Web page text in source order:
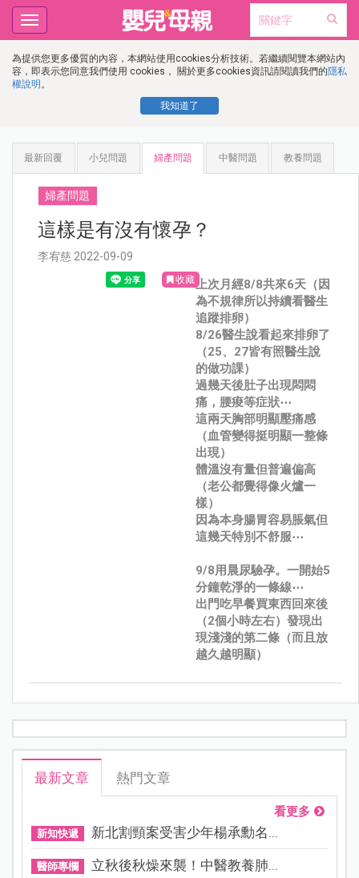
為提供您更多優質的內容，本網站使用cookies分析技術。若繼續閱覽本網站內
容，即表示您同意我們使用 cookies， 關於更多cookies資訊請閱讀我們的隱私
權說明 。
我知道了
Toggle
navigation
最新回覆 小兒問題 婦產問題 中醫問題 教養問題
婦產問題
這樣是有沒有懷孕？
李宥慈 2022-09-09
收藏上次月經8/8共來6天（因
為不規律所以持續看醫生
追蹤排卵）
8/26醫生說看起來排卵了
（25、27皆有照醫生說
的做功課）
過幾天後肚子出現悶悶
痛，腰痠等症狀⋯
這兩天胸部明顯壓痛感
（血管變得挺明顯一整條
出現）
體溫沒有量但普遍偏高
（老公都覺得像火爐一
樣）
因為本身腸胃容易脹氣但
這幾天特別不舒服⋯
9/8用晨尿驗孕。一開始5
分鐘乾淨的一條線⋯
出門吃早餐買東西回來後
（2個小時左右）發現出
現淺淺的第二條（而且放
越久越明顯）
最新文章 熱門文章
看更多
新知快遞 新北割頸案受害少年楊承勳名...
醫師專欄 立秋後秋燥來襲！中醫教養肺...